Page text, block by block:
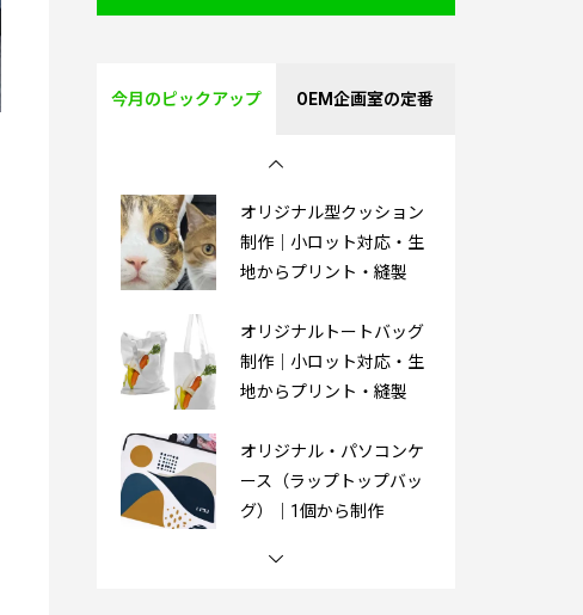
今月のピックアップ OEM企画室の定番
個から制作OK
PVC製3Dキーホルダー｜
オリジナル型クッション
制作｜小ロット対応・生
地からプリント・縫製
オリジナルトートバッグ
制作｜小ロット対応・生
地からプリント・縫製
オリジナル・パソコンケ
ース（ラップトップバッ
グ）｜1個から制作